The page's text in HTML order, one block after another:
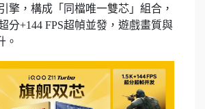
擎，構成「同檔唯一雙芯」組合，
分+144 FPS超幀並發，遊戲畫質與
。